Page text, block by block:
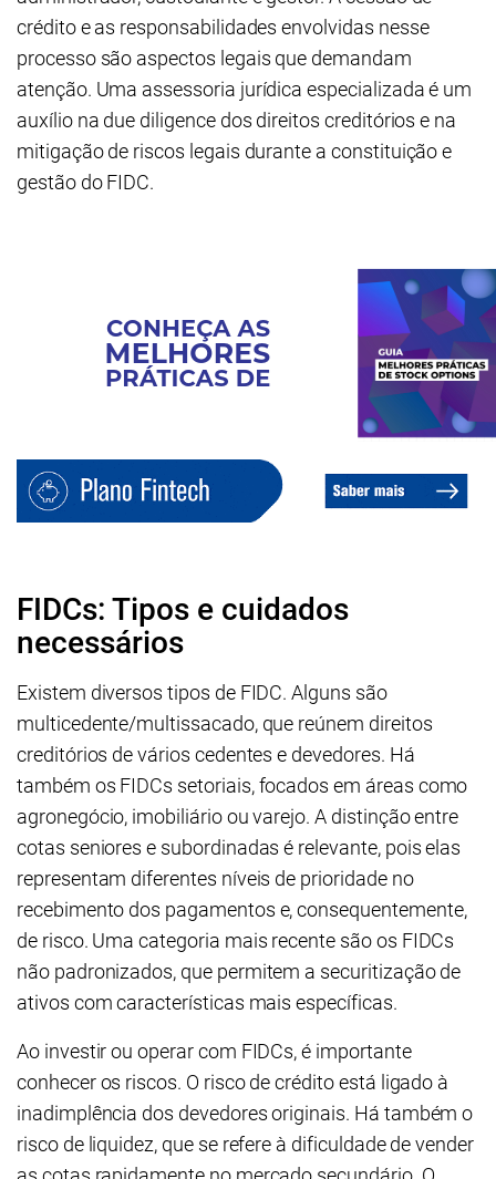
crédito e as responsabilidades envolvidas nesse
processo são aspectos legais que demandam
atenção. Uma assessoria jurídica especializada é um
auxílio na due diligence dos direitos creditórios e na
mitigação de riscos legais durante a constituição e
gestão do FIDC.
FIDCs: Tipos e cuidados
necessários
Existem diversos tipos de FIDC. Alguns são
multicedente/multissacado, que reúnem direitos
creditórios de vários cedentes e devedores. Há
também os FIDCs setoriais, focados em áreas como
agronegócio, imobiliário ou varejo. A distinção entre
cotas seniores e subordinadas é relevante, pois elas
representam diferentes níveis de prioridade no
recebimento dos pagamentos e, consequentemente,
de risco. Uma categoria mais recente são os FIDCs
não padronizados, que permitem a securitização de
ativos com características mais específicas.
Ao investir ou operar com FIDCs, é importante
conhecer os riscos. O risco de crédito está ligado à
inadimplência dos devedores originais. Há também o
risco de liquidez, que se refere à dificuldade de vender